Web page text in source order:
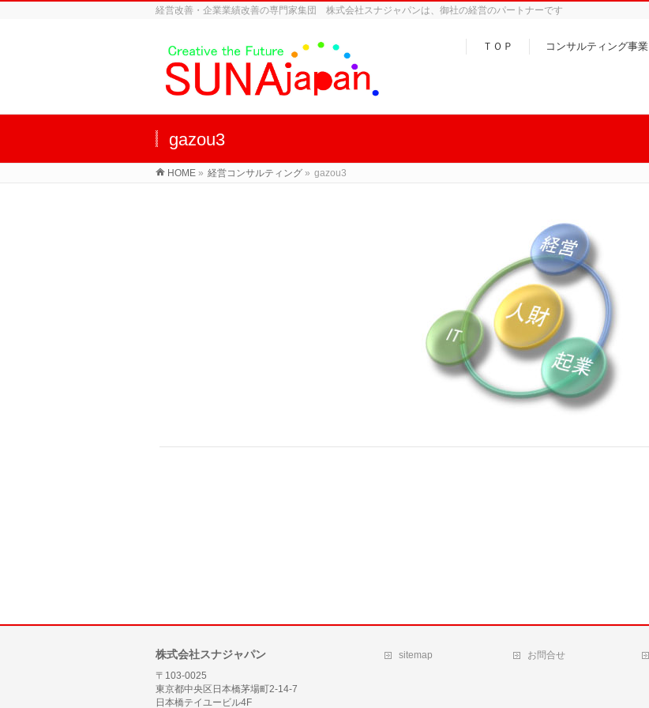
経営改善・企業業績改善の専門家集団 株式会社スナジャパンは、御社の経営のパートナーです
ＴＯＰ コンサルティング事業
gazou3
HOME » 経営コンサルティング » gazou3
株式会社スナジャパン
〒103-0025
東京都中央区日本橋茅場町2-14-7
日本橋テイユービル4F
sitemap お問合せ